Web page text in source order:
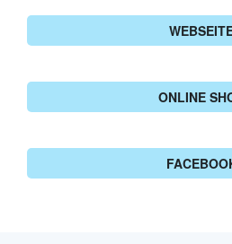
ONLINE